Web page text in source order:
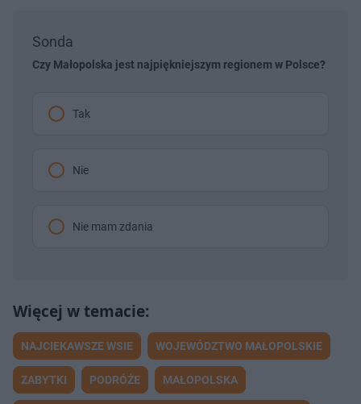
Sonda
Czy Małopolska jest najpiękniejszym regionem w Polsce?
Tak
Nie
Nie mam zdania
NAJCIEKAWSZE WSIE WOJEWÓDZTWO MAŁOPOLSKIE
ZABYTKI PODRÓŻE MAŁOPOLSKA